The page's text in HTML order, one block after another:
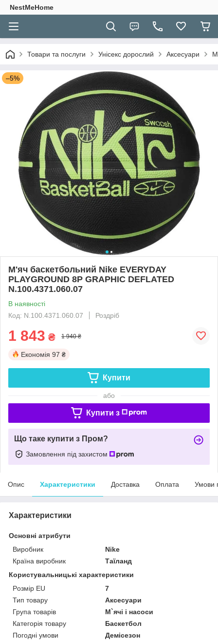
NestMeHome
Товари та послуги Унісекс дорослий Аксесуари
–5%
М'яч баскетбольний Nike EVERYDAY
PLAYGROUND 8P GRAPHIC DEFLATED
N.100.4371.060.07
В наявності
Код: N.100.4371.060.07
Роздріб
1 843 ₴ 1 940 ₴
Економія 97 ₴
Купити
або
Купити з
Що таке купити з Пром?
Замовлення під захистом
Опис Характеристики Доставка Оплата Умови
Характеристики
Основні атрибути
Виробник
Nike
Країна виробник
Таїланд
Користувальницькі характеристики
Pозмір EU
7
Тип товару
Аксесуари
Група товарів
М`ячі і насоси
Категорія товару
Баскетбол
Погодні умови
Демісезон